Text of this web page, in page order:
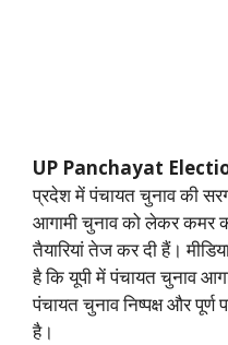
UP Panchayat
प्रदेश में पंचायत चुनाव की
आगामी चुनाव को लेकर कमर
तैयारियां तेज कर दी हैं।
है कि यूपी में पंचायत चुनाव
पंचायत चुनाव निष्पक्ष और पूर्ण
है।